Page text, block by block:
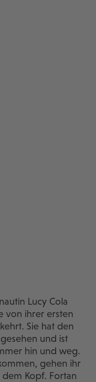
Lucy Cola
von ihrer ersten
Sie hat den
und ist
hin und weg.
gehen ihr
Kopf. Fortan